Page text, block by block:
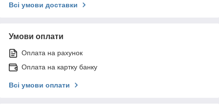
Всі умови доставки
Умови оплати
Оплата на рахунок
Оплата на картку банку
Всі умови оплати